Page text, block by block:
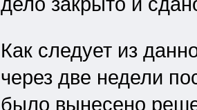
Как следует из
через две недели
было вынесено